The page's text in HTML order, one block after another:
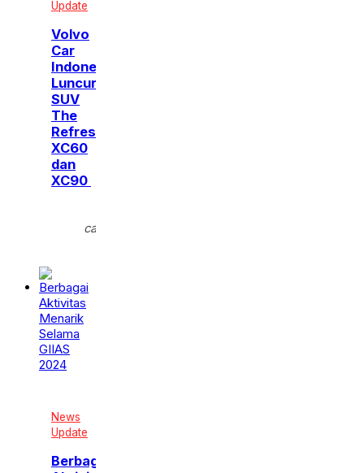
Update
Volvo
Car
Indonesia
Luncurkan
SUV
The
Refreshed
XC60
dan
XC90
calendar_month
News
Update
Berbagai